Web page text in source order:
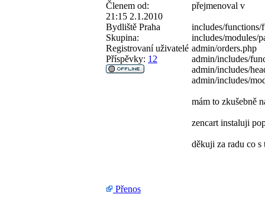
Členem od:
21:15 2.1.2010
Bydliště Praha
Skupina:
Registrovaní uživatelé
Příspěvky: 12
přejmenoval v
includes/functions/
includes/modules/
admin/orders.php
admin/includes/
admin/includes/
admin/includes/
mám to zkušebně
zencart instaluji
děkuji za radu co
Přenos